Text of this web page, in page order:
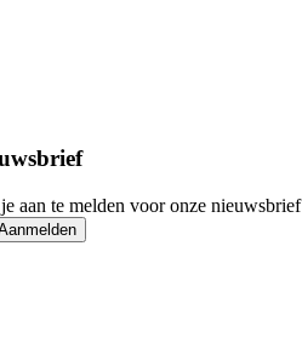
aan te melden voor onze nieuwsbrief